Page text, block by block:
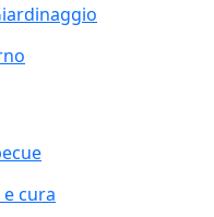
cura